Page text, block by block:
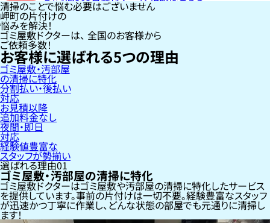
清掃のことで悩む必要はございません
岬町の片付けの
悩みを解決！
ゴミ屋敷ドクターは、 全国のお客様から
ご依頼多数！
お客様に選ばれる5つの理由
ゴミ屋敷・汚部屋
の清掃に特化
分割払い・後払い
対応
お見積以降
追加料金なし
夜間・即日
対応
経験値豊富な
スタッフが勢揃い
選ばれる理由01
ゴミ屋敷・汚部屋の清掃に特化
ゴミ屋敷ドクターはゴミ屋敷や汚部屋の清掃に特化したサービス
を提供しています。事前の片付けは一切不要。経験豊富なスタッフ
が迅速かつ丁寧に作業し、どんな状態の部屋でも元通りに清掃し
ます！